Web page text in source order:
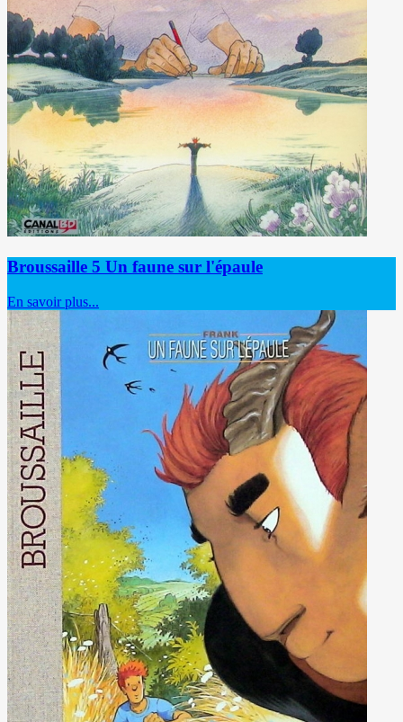
Broussaille 5 Un faune sur l'épaule
En savoir plus...